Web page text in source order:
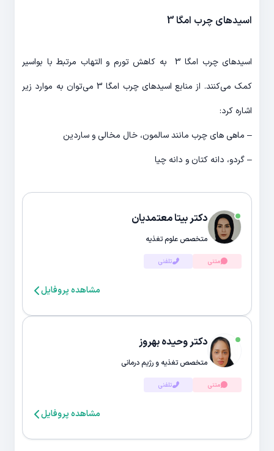
اسیدهای چرب امگا 3
اسیدهای چرب امگا 3 به کاهش تورم و التهاب مرتبط با بواسیر
کمک می‌کنند. از منابع اسیدهای چرب امگا 3 می‌توان به موارد زیر
اشاره کرد:
– ماهی های چرب مانند سالمون، خال مخالی و ساردین
– گردو، دانه کتان و دانه چیا
دکتر بیتا معتمدیان
متخصص علوم تغذیه
متنی تلفنی
مشاهده پروفایل
دکتر وحیده بهروز
متخصص تغذیه و رژیم درمانی
متنی تلفنی
مشاهده پروفایل